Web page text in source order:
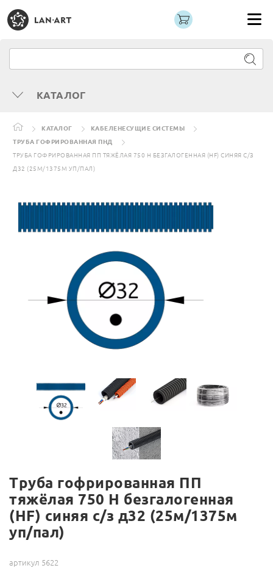
КАТАЛОГ
КАТАЛОГ
КАБЕЛЕНЕСУЩИЕ СИСТЕМЫ
ТРУБА ГОФРИРОВАННАЯ ПНД
ТРУБА ГОФРИРОВАННАЯ ПП ТЯЖЁЛАЯ 750 Н БЕЗГАЛОГЕННАЯ (HF) СИНЯЯ С/З
Д32 (25М/1375М УП/ПАЛ)
Труба гофрированная ПП
тяжёлая 750 Н безгалогенная
(HF) синяя с/з д32 (25м/1375м
уп/пал)
артикул 5622